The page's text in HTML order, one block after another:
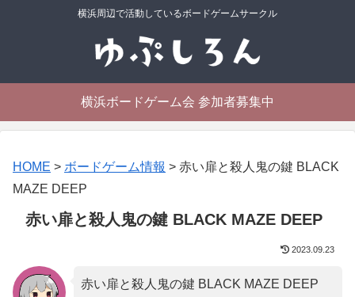
横浜周辺で活動しているボードゲームサークル
横浜ボードゲーム会 参加者募集中
HOME > ボードゲーム情報 > 赤い扉と殺人鬼の鍵 BLACK
MAZE DEEP
赤い扉と殺人鬼の鍵 BLACK MAZE DEEP
2023.09.23
赤い扉と殺人鬼の鍵 BLACK MAZE DEEP